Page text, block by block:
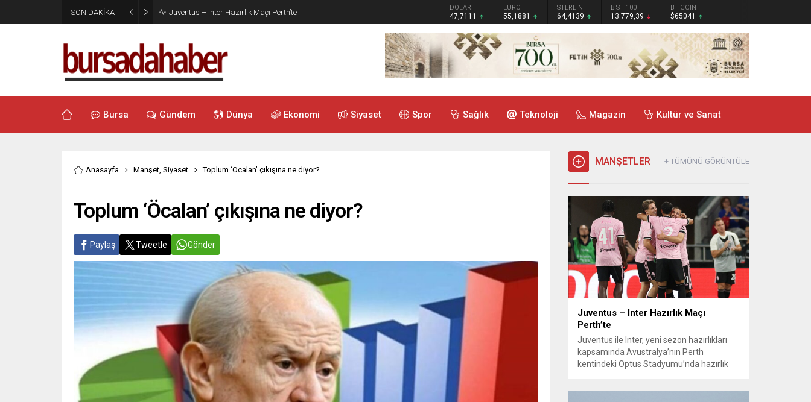
SON DAKİKA Juventus – Inter Hazırlık Maçı Perth’te DOLAR
47,7111
EURO
55,1881
STERLİN
64,4139
BIST 100
13.779,39
BITCOIN
$65041
Bursa Gündem Dünya Ekonomi Siyaset Spor Sağlık Teknoloji Magazin Kültür ve Sanat
Anasayfa Manşet, Siyaset Toplum ‘Öcalan’ çıkışına ne diyor?
Toplum ‘Öcalan’ çıkışına ne diyor?
Paylaş Tweetle Gönder
MANŞETLER + TÜMÜNÜ GÖRÜNTÜLE
Juventus – Inter Hazırlık Maçı
Perth’te
Juventus ile Inter, yeni sezon hazırlıkları
kapsamında Avustralya’nın Perth
kentindeki Optus Stadyumu’nda hazırlık